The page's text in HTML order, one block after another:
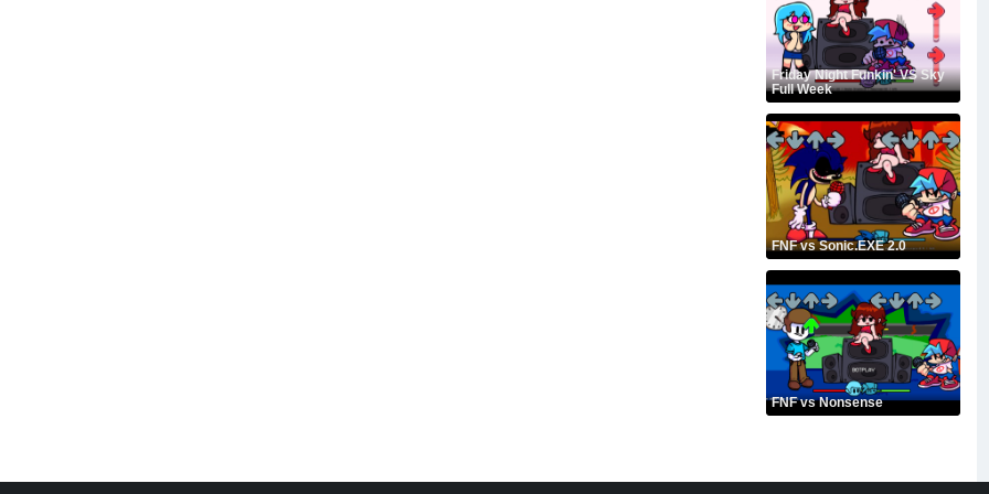
Friday Night Funkin' VS Sky
Full Week
FNF vs Sonic.EXE 2.0
FNF vs Nonsense